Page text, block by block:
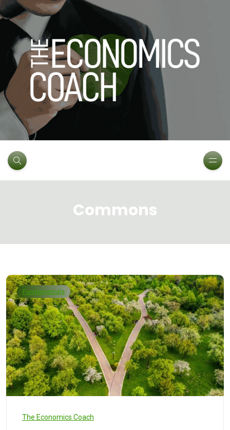
Commons
Fundamentals
The Economics Coach